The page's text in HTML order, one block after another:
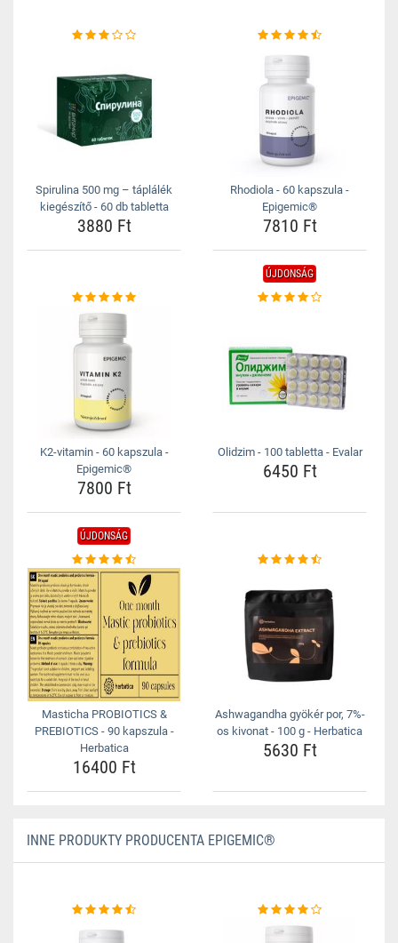
Spirulina 500 mg – táplálék
kiegészítő - 60 db tabletta
3880 Ft
Rhodiola - 60 kapszula -
Epigemic®
7810 Ft
K2-vitamin - 60 kapszula -
Epigemic®
7800 Ft
ÚJDONSÁG
Olidzim - 100 tabletta - Evalar
6450 Ft
ÚJDONSÁG
Masticha PROBIOTICS &
PREBIOTICS - 90 kapszula -
Herbatica
16400 Ft
Ashwagandha gyökér por, 7%-
os kivonat - 100 g - Herbatica
5630 Ft
INNE PRODUKTY PRODUCENTA EPIGEMIC®